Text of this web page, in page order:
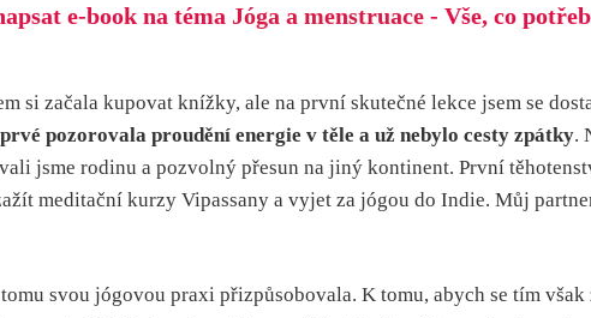
e-book na téma Jóga a menstruace - Vše, co
si začala kupovat knížky, ale na první skutečné lekce jsem se
pozorovala proudění energie v těle a už nebylo cesty zpátky.
jsme rodinu a pozvolný přesun na jiný kontinent. První
meditační kurzy Vipassany a vyjet za jógou do Indie. Můj
svou jógovou praxi přizpůsobovala. K tomu, abych se tím